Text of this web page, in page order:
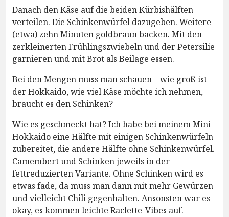
Danach den Käse auf die beiden Kürbishälften
verteilen. Die Schinkenwürfel dazugeben. Weitere
(etwa) zehn Minuten goldbraun backen. Mit den
zerkleinerten Frühlingszwiebeln und der Petersilie
garnieren und mit Brot als Beilage essen.
Bei den Mengen muss man schauen – wie groß ist
der Hokkaido, wie viel Käse möchte ich nehmen,
braucht es den Schinken?
Wie es geschmeckt hat? Ich habe bei meinem Mini-
Hokkaido eine Hälfte mit einigen Schinkenwürfeln
zubereitet, die andere Hälfte ohne Schinkenwürfel.
Camembert und Schinken jeweils in der
fettreduzierten Variante. Ohne Schinken wird es
etwas fade, da muss man dann mit mehr Gewürzen
und vielleicht Chili gegenhalten. Ansonsten war es
okay, es kommen leichte Raclette-Vibes auf.